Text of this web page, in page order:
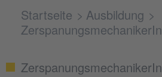
Startseite
Ausbildung
ZerspanungsmechanikerIn
ZerspanungsmechanikerIn